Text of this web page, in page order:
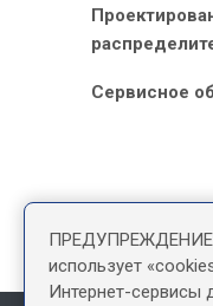
Сервисное
ПРЕДУПРЕЖДЕНИЕ:
использует
Интернет-сервисы